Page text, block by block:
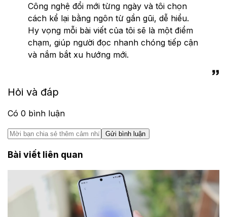
Công nghệ đổi mới từng ngày và tôi chọn
cách kể lại bằng ngôn từ gần gũi, dễ hiểu.
Hy vọng mỗi bài viết của tôi sẽ là một điểm
chạm, giúp người đọc nhanh chóng tiếp cận
và nắm bắt xu hướng mới.
Hỏi và đáp
Có 0 bình luận
Gửi bình luận
Bài viết liên quan